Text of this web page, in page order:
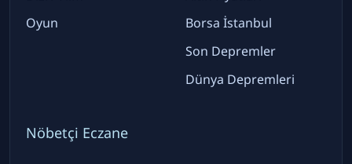
Oyun
Borsa İstanbul
Son Depremler
Dünya Depremleri
Nöbetçi Eczane